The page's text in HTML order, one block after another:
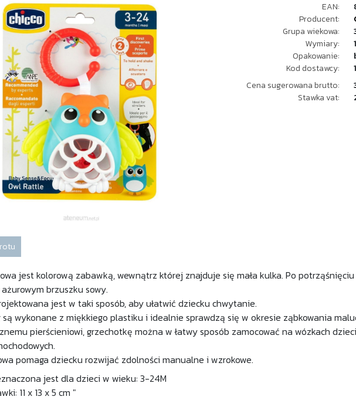
EAN:
Producent:
Grupa wiekowa:
Wymiary:
Opakowanie:
Kod dostawcy:
Cena sugerowana brutto:
Stawka vat:
jest kolorową zabawką, wewnątrz której znajduje się mała kulka. Po
brzuszku sowy.
jest w taki sposób, aby ułatwić dziecku chwytanie.
są wykonane z miękkiego plastiku i idealnie sprawdzą się w okresie ząbkowania
pierścieniowi, grzechotkę można w łatwy sposób zamocować na wózkach
pomaga dziecku rozwijać zdolności manualne i wzrokowe.
jest dla dzieci w wieku: 3-24M
11 x 13 x 5 cm "